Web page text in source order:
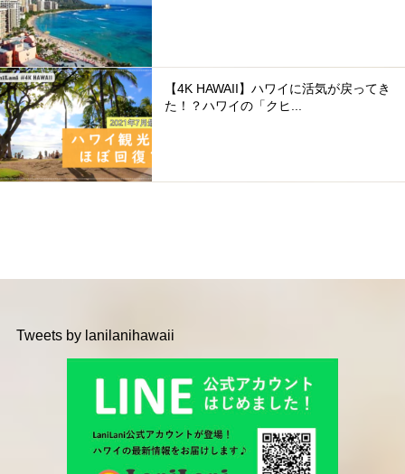
【4K HAWAII】ハワイに活気が戻ってき
た！？ハワイの「クヒ...
Tweets by lanilanihawaii